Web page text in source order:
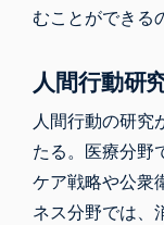
むことができる
人間行動研
人間行動の研究
たる。医療分野
ケア戦略や公衆
ネス分野では、